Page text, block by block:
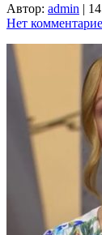
Автор: admin |
Нет